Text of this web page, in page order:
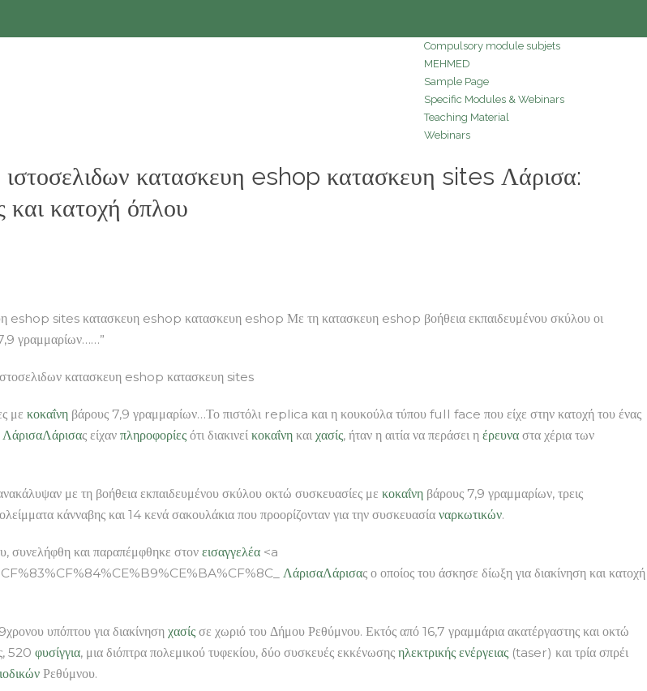
Compulsory module subjets
MEHMED
Sample Page
Specific Modules & Webinars
Teaching Material
Webinars
ιστοσελιδων κατασκευη eshop κατασκευη sites Λάρισα:
και κατοχή όπλου
eshop sites κατασκευη eshop κατασκευη eshop Με τη κατασκευη eshop βοήθεια εκπαιδευμένου σκύλου οι
γραμμαρίων……”
κατασκευη eshop κατασκευη sites
με κοκαΐνη βάρους 7,9 γραμμαρίων…Το πιστόλι replica και η κουκούλα τύπου full face που είχε στην κατοχή του ένας
ΛάρισαΛάρισας είχαν πληροφορίες ότι διακινεί κοκαΐνη και χασίς, ήταν η αιτία να περάσει η έρευνα στα χέρια των
με τη βοήθεια εκπαιδευμένου σκύλου οκτώ συσκευασίες με κοκαΐνη βάρους 7,9 γραμμαρίων, τρεις
κάνναβης και 14 κενά σακουλάκια που προορίζονταν για την συσκευασία ναρκωτικών.
συνελήφθη και παραπέμφθηκε στον εισαγγελέα <a
ΛάρισαΛάρισας ο οποίος του άσκησε δίωξη για διακίνηση και κατοχή
υπόπτου για διακίνηση χασίς σε χωριό του Δήμου Ρεθύμνου. Εκτός από 16,7 γραμμάρια ακατέργαστης και οκτώ
520 φυσίγγια, μια διόπτρα πολεμικού τυφεκίου, δύο συσκευές εκκένωσης ηλεκτρικής ενέργειας (taser) και τρία σπρέι
Ρεθύμνου.